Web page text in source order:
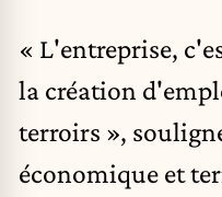
« L'entreprise,
la création
terroirs »,
économique et